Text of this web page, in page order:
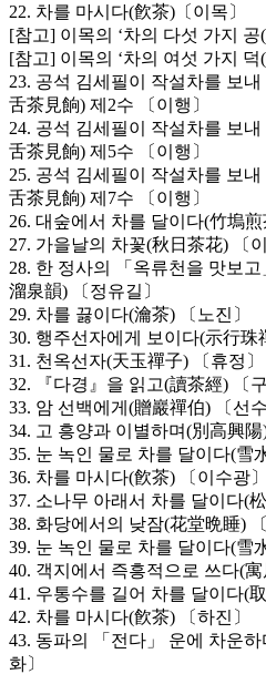
22. 차를 마시다(飮茶)〔이목〕
[참고] 이목의 ‘차의 다섯 가지 공(
[참고] 이목의 ‘차의 여섯 가지 덕
23. 공석 김세필이 작설차를 보
舌茶見餉) 제2수 〔이행〕
24. 공석 김세필이 작설차를 보
舌茶見餉) 제5수 〔이행〕
25. 공석 김세필이 작설차를 보
舌茶見餉) 제7수 〔이행〕
26. 대숲에서 차를 달이다(竹塢煎
27. 가을날의 차꽃(秋日茶花) 〔이
28. 한 정사의 「옥류천을 맛보
溜泉韻) 〔정유길〕
29. 차를 끓이다(瀹茶) 〔노진〕
30. 행주선자에게 보이다(示行珠
31. 천옥선자(天玉禪子) 〔휴정〕
32. 『다경』을 읽고(讀茶經) 〔구
33. 암 선백에게(贈巖禪伯) 〔선수
34. 고 흥양과 이별하며(別高興陽
35. 눈 녹인 물로 차를 달이다(雪
36. 차를 마시다(飮茶) 〔이수광〕
37. 소나무 아래서 차를 달이다(
38. 화당에서의 낮잠(花堂晩睡) 〔
39. 눈 녹인 물로 차를 달이다(雪
40. 객지에서 즉흥적으로 쓰다(寓
41. 우통수를 길어 차를 달이다(
42. 차를 마시다(飮茶) 〔하진〕
43. 동파의 「전다」 운에 차운
화〕